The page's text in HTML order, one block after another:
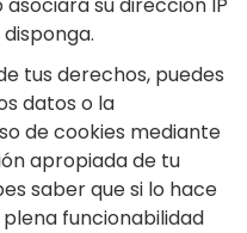
tus derechos, puedes
datos o la
de cookies mediante
apropiada de tu
saber que si lo hace
funcionabilidad